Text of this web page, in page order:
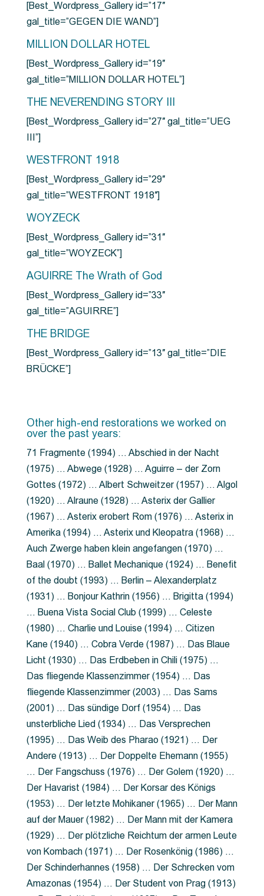
[Best_Wordpress_Gallery id=”17″
gal_title=”GEGEN DIE WAND”]
MILLION DOLLAR HOTEL
[Best_Wordpress_Gallery id=”19″
gal_title=”MILLION DOLLAR HOTEL”]
THE NEVERENDING STORY III
[Best_Wordpress_Gallery id=”27″ gal_title=”UEG
III”]
WESTFRONT 1918
[Best_Wordpress_Gallery id=”29″
gal_title=”WESTFRONT 1918″]
WOYZECK
[Best_Wordpress_Gallery id=”31″
gal_title=”WOYZECK”]
AGUIRRE The Wrath of God
[Best_Wordpress_Gallery id=”33″
gal_title=”AGUIRRE”]
THE BRIDGE
[Best_Wordpress_Gallery id=”13″ gal_title=”DIE
BRÜCKE”]
Other high-end restorations we worked on
over the past years:
71 Fragmente (1994) … Abschied in der Nacht
(1975) … Abwege (1928) … Aguirre – der Zorn
Gottes (1972) … Albert Schweitzer (1957) … Algol
(1920) … Alraune (1928) … Asterix der Gallier
(1967) … Asterix erobert Rom (1976) … Asterix in
Amerika (1994) … Asterix und Kleopatra (1968) …
Auch Zwerge haben klein angefangen (1970) …
Baal (1970) … Ballet Mechanique (1924) … Benefit
of the doubt (1993) … Berlin – Alexanderplatz
(1931) … Bonjour Kathrin (1956) … Brigitta (1994)
… Buena Vista Social Club (1999) … Celeste
(1980) … Charlie und Louise (1994) … Citizen
Kane (1940) … Cobra Verde (1987) … Das Blaue
Licht (1930) … Das Erdbeben in Chili (1975) …
Das fliegende Klassenzimmer (1954) … Das
fliegende Klassenzimmer (2003) … Das Sams
(2001) … Das sündige Dorf (1954) … Das
unsterbliche Lied (1934) … Das Versprechen
(1995) … Das Weib des Pharao (1921) … Der
Andere (1913) … Der Doppelte Ehemann (1955)
… Der Fangschuss (1976) … Der Golem (1920) …
Der Havarist (1984) … Der Korsar des Königs
(1953) … Der letzte Mohikaner (1965) … Der Mann
auf der Mauer (1982) … Der Mann mit der Kamera
(1929) … Der plötzliche Reichtum der armen Leute
von Kombach (1971) … Der Rosenkönig (1986) …
Der Schinderhannes (1958) … Der Schrecken vom
Amazonas (1954) … Der Student von Prag (1913)